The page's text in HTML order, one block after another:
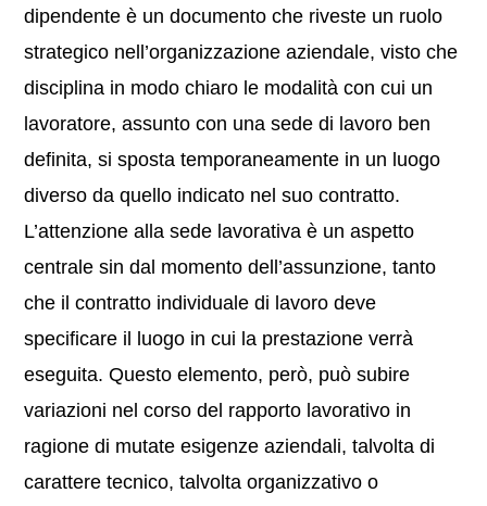
dipendente è un documento che riveste un ruolo
strategico nell’organizzazione aziendale, visto che
disciplina in modo chiaro le modalità con cui un
lavoratore, assunto con una sede di lavoro ben
definita, si sposta temporaneamente in un luogo
diverso da quello indicato nel suo contratto.
L’attenzione alla sede lavorativa è un aspetto
centrale sin dal momento dell’assunzione, tanto
che il contratto individuale di lavoro deve
specificare il luogo in cui la prestazione verrà
eseguita. Questo elemento, però, può subire
variazioni nel corso del rapporto lavorativo in
ragione di mutate esigenze aziendali, talvolta di
carattere tecnico, talvolta organizzativo o